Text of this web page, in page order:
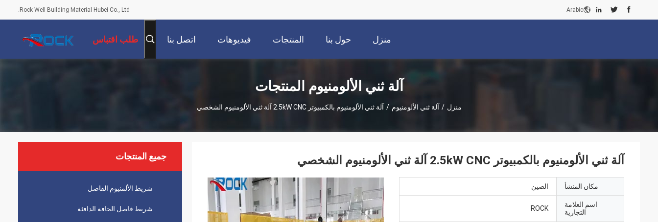
Rock Well Building Material Hubei Co., Ltd. Arabic
منزل حول بنا المنتجات فيديوهات اتصل بنا طلب اقتباس
آلة ثني الألومنيوم المنتجات
منزل / آلة ثني الألومنيوم / آلة ثني الألومنيوم بالكمبيوتر 2.5kW CNC آلة ثني الألومنيوم الشخصي
جميع المنتجات
شريط الألمنيوم الفاصل
شريط فاصل الحافة الدافئة
آلة ثني الألومنيوم بالكمبيوتر 2.5kW CNC آلة ثني الألومنيوم الشخصي
مكان المنشأ الصين
اسم العلامة
التجارية
ROCK